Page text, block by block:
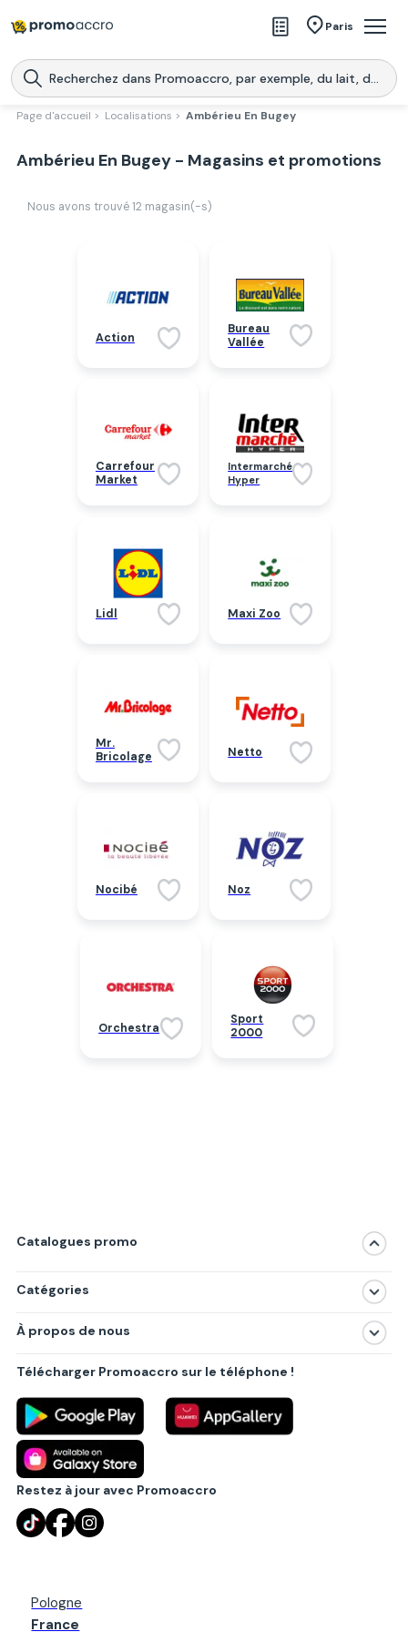
Paris
Magasins
Produits
Promoaccro
l'application
Page d'accueil > Localisations > Ambérieu En Bugey
Ambérieu En Bugey - Magasins et promotions
Nous avons trouvé 12 magasin(-s)
Action
Bureau
Vallée
Carrefour
Market
Intermarché
Hyper
Lidl Maxi Zoo
Mr.
Bricolage
Netto
Nocibé Noz
Orchestra
Sport
2000
Catalogues promo
Catégories
Produits
Villes principales
À propos de nous
Politique de confidentialité
Règlements
Partenariat B2B
Blog
Contact
Télécharger Promoaccro sur le téléphone !
Restez à jour avec Promoaccro
Pologne
France